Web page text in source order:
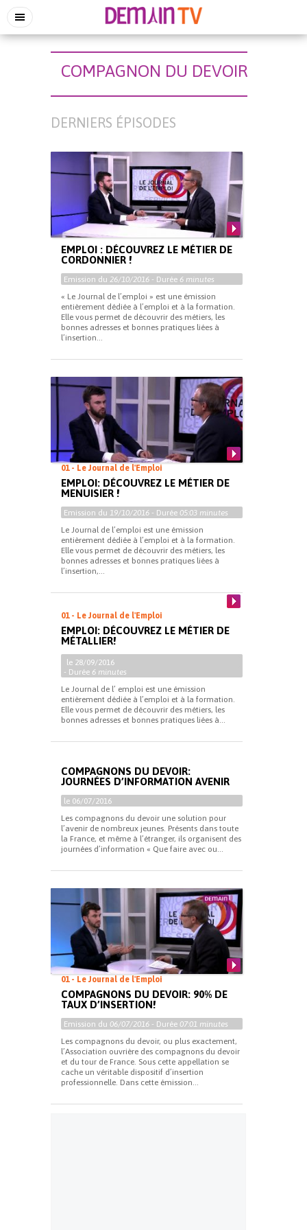
COMPAGNON DU DEVOIR
DERNIERS ÉPISODES
EMPLOI : DÉCOUVREZ LE MÉTIER DE
CORDONNIER !
Emission du 26/10/2016 - Durée 6 minutes
« Le Journal de l’emploi » est une émission
entièrement dédiée à l’emploi et à la formation.
Elle vous permet de découvrir des métiers, les
bonnes adresses et bonnes pratiques liées à
l’insertion...
01 - Le Journal de l'Emploi
EMPLOI: DÉCOUVREZ LE MÉTIER DE
MENUISIER !
Emission du 19/10/2016 - Durée 05:03 minutes
Le Journal de l’emploi est une émission
entièrement dédiée à l’emploi et à la formation.
Elle vous permet de découvrir des métiers, les
bonnes adresses et bonnes pratiques liées à
l’insertion,...
01 - Le Journal de l'Emploi
EMPLOI: DÉCOUVREZ LE MÉTIER DE
MÉTALLIER!
le 28/09/2016
- Durée 6 minutes
Le Journal de l’ emploi est une émission
entièrement dédiée à l’emploi et à la formation.
Elle vous permet de découvrir des métiers, les
bonnes adresses et bonnes pratiques liées à...
COMPAGNONS DU DEVOIR:
JOURNÉES D’INFORMATION AVENIR
le 06/07/2016
Les compagnons du devoir une solution pour
l’avenir de nombreux jeunes. Présents dans toute
la France, et même à l’étranger, ils organisent des
journées d’information « Que faire avec ou...
01 - Le Journal de l'Emploi
COMPAGNONS DU DEVOIR: 90% DE
TAUX D’INSERTION!
Emission du 06/07/2016 - Durée 07:01 minutes
Les compagnons du devoir, ou plus exactement,
l’Association ouvrière des compagnons du devoir
et du tour de France. Sous cette appellation se
cache un véritable dispositif d’insertion
professionnelle. Dans cette émission...